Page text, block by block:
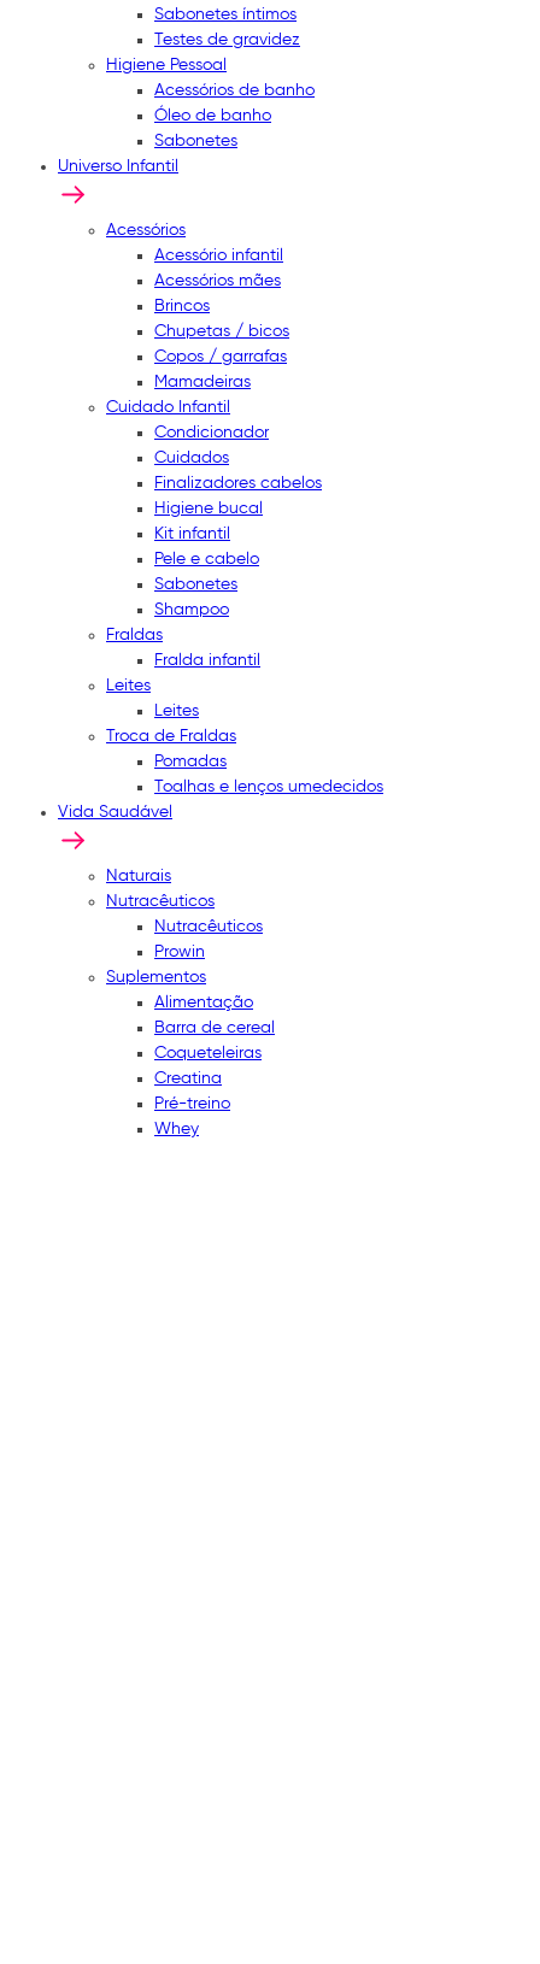
Sabonetes íntimos
Testes de gravidez
Higiene Pessoal
Acessórios de banho
Óleo de banho
Sabonetes
Universo Infantil
Acessórios
Acessório infantil
Acessórios mães
Brincos
Chupetas / bicos
Copos / garrafas
Mamadeiras
Cuidado Infantil
Condicionador
Cuidados
Finalizadores cabelos
Higiene bucal
Kit infantil
Pele e cabelo
Sabonetes
Shampoo
Fraldas
Fralda infantil
Leites
Leites
Troca de Fraldas
Pomadas
Toalhas e lenços umedecidos
Vida Saudável
Naturais
Nutracêuticos
Nutracêuticos
Prowin
Suplementos
Alimentação
Barra de cereal
Coqueteleiras
Creatina
Pré-treino
Whey